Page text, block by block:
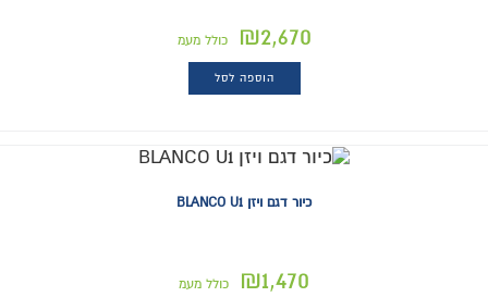
₪2,670 כולל מעמ
הוספה לסל
כיור דגם ויזן BLANCO U1
₪1,470 כולל מעמ